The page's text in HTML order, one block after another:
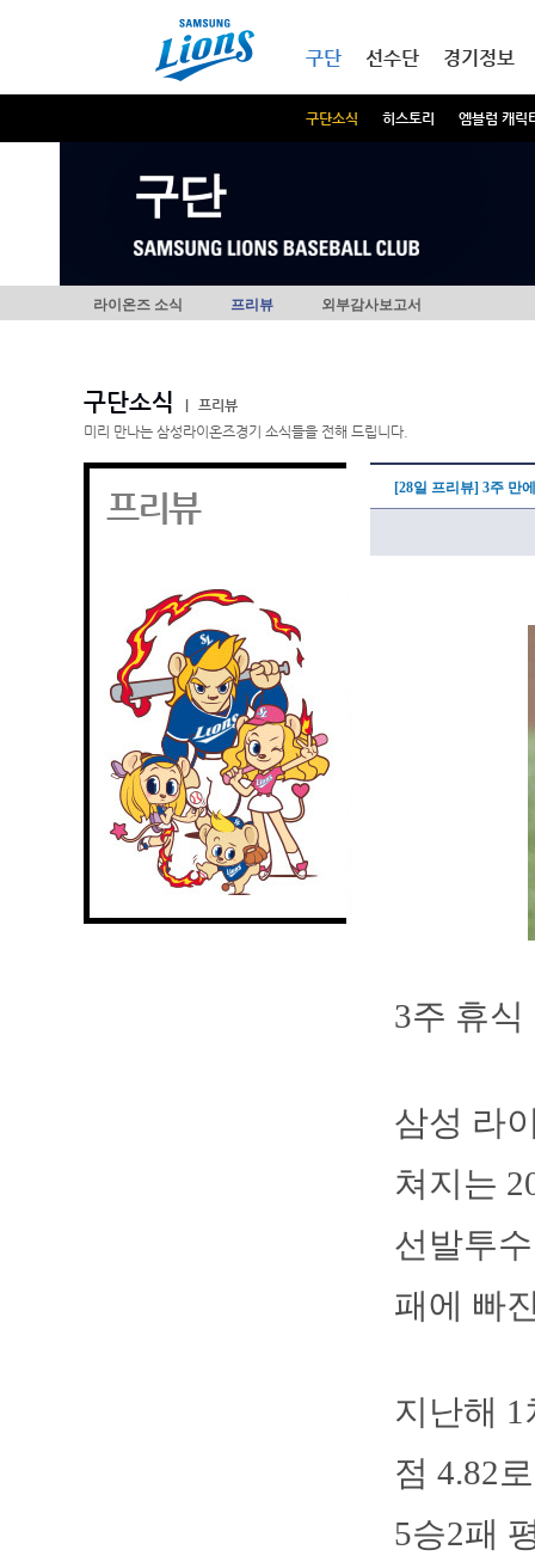
구단
구단소식 히스토리 엠블럼 캐릭
선수단 경기정보
구단
라이온즈 소식 프리뷰 외부감사보고서
구단소식
프리뷰
미리 만나는 삼성라이온즈경기 소식들을 전해 드립니다.
프리뷰 [28일 프리뷰] 3주 만
3주 휴
삼성 라
쳐지는
선발투
패에 빠
지난해
점 4.82
5승2패